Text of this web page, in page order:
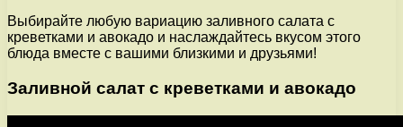
Выбирайте любую вариацию заливного салата с
креветками и авокадо и наслаждайтесь вкусом этого
блюда вместе с вашими близкими и друзьями!
Заливной салат с креветками и авокадо